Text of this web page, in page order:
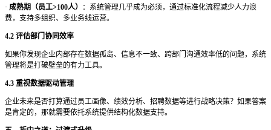
· 成熟期（员工>100人）
：系统管理几乎成为必须，通过标准化流程减少人力浪
费，支持多组织、多业务线运营。
4.2 评估部门协同效率
如果你发现企业内部存在数据孤岛、信息不一致、跨部门沟通效率低的问题，系统
管理将是打破壁垒的有力工具。
4.3 重视数据驱动管理
企业未来是否打算通过员工画像、绩效分析、招聘数据等进行战略决策？如果答案
是肯定的，那就需要依托系统提供结构化数据支持。